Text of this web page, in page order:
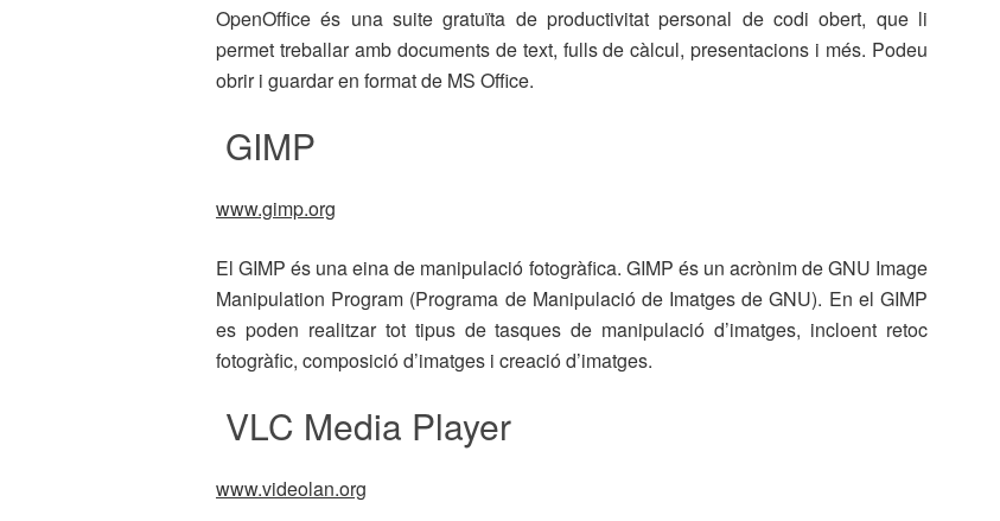
OpenOffice és una suite gratuïta de productivitat personal de codi obert, que li
permet treballar amb documents de text, fulls de càlcul, presentacions i més. Podeu
obrir i guardar en format de MS Office.
GIMP
www.gimp.org
El GIMP és una eina de manipulació fotogràfica. GIMP és un acrònim de GNU Image
Manipulation Program (Programa de Manipulació de Imatges de GNU). En el GIMP
es poden realitzar tot tipus de tasques de manipulació d’imatges, incloent retoc
fotogràfic, composició d’imatges i creació d’imatges.
VLC Media Player
www.videolan.org